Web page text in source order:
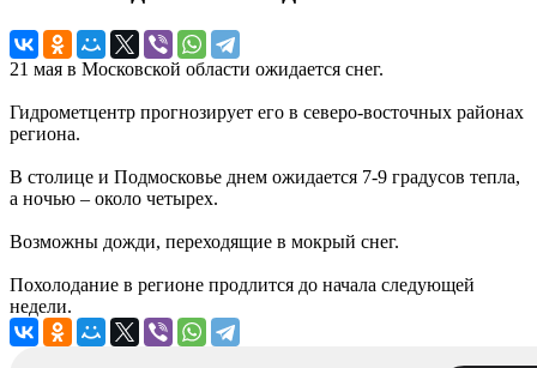
21 мая в Московской области ожидается снег.
Гидрометцентр прогнозирует его в северо-восточных районах
региона.
В столице и Подмосковье днем ожидается 7-9 градусов тепла,
а ночью – около четырех.
Возможны дожди, переходящие в мокрый снег.
Похолодание в регионе продлится до начала следующей
недели.